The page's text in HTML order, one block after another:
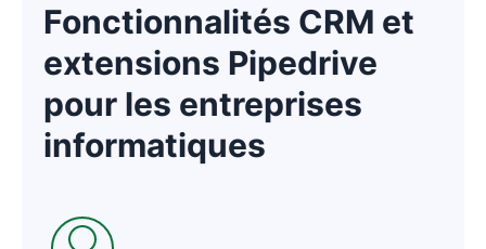
Fonctionnalités CRM et
extensions Pipedrive
pour les entreprises
informatiques